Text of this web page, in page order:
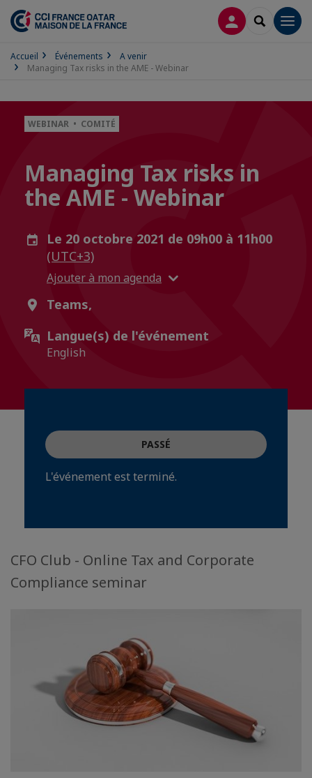
CONNEXION
Accueil Événements
A venir
Managing Tax risks in the AME - Webinar
WEBINAR • COMITÉ
Managing Tax risks in
the AME - Webinar
Le 20 octobre 2021 de 09h00 à 11h00
(UTC+3)
Ajouter à mon agenda
Teams,
Langue(s) de l'événement
English
PASSÉ
L'événement est terminé.
CFO Club - Online Tax and Corporate
Compliance seminar